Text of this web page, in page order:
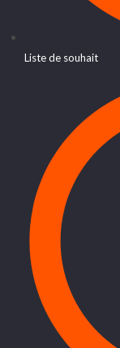
Liste de souhait